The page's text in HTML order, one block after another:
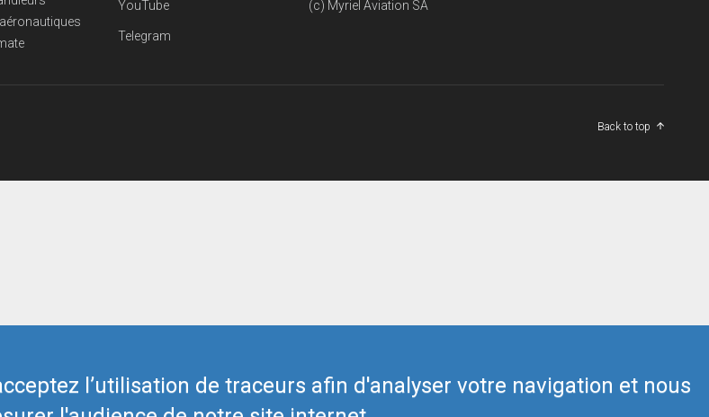
l’utilisation de traceurs afin d'analyser votre navigation et nous
YouTube
Telegram
(c) Myriel Aviation SA
Back to top